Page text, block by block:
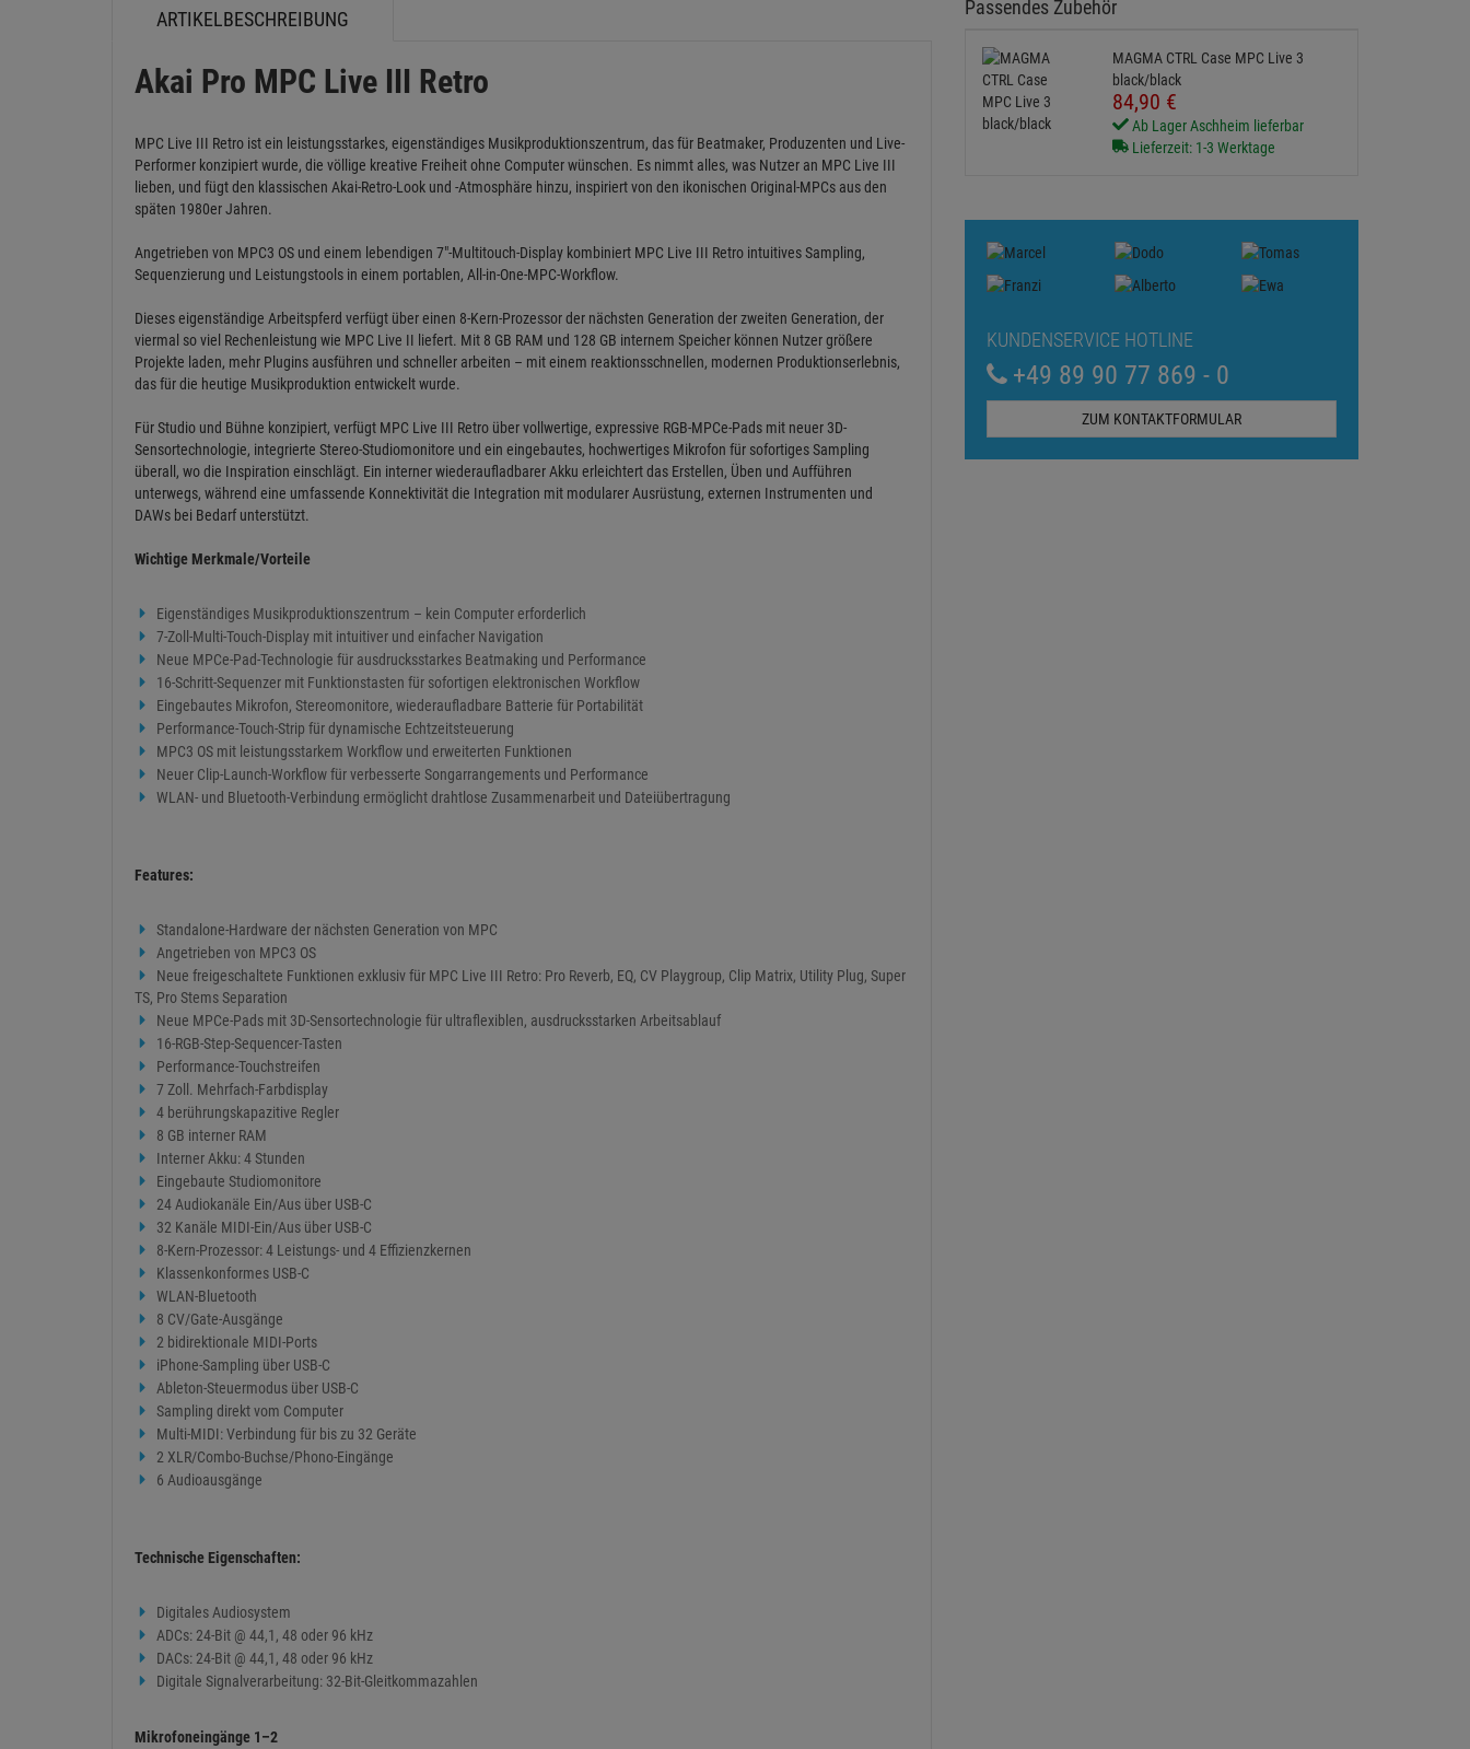
ARTIKELBESCHREIBUNG
Akai Pro MPC Live III Retro
MPC Live III Retro ist ein leistungsstarkes, eigenständiges Musikproduktionszentrum, das für Beatmaker, Produzenten und Live-
Performer konzipiert wurde, die völlige kreative Freiheit ohne Computer wünschen. Es nimmt alles, was Nutzer an MPC Live III
lieben, und fügt den klassischen Akai-Retro-Look und -Atmosphäre hinzu, inspiriert von den ikonischen Original-MPCs aus den
späten 1980er Jahren.
Angetrieben von MPC3 OS und einem lebendigen 7"-Multitouch-Display kombiniert MPC Live III Retro intuitives Sampling,
Sequenzierung und Leistungstools in einem portablen, All-in-One-MPC-Workflow.
Dieses eigenständige Arbeitspferd verfügt über einen 8-Kern-Prozessor der nächsten Generation der zweiten Generation, der
viermal so viel Rechenleistung wie MPC Live II liefert. Mit 8 GB RAM und 128 GB internem Speicher können Nutzer größere
Projekte laden, mehr Plugins ausführen und schneller arbeiten – mit einem reaktionsschnellen, modernen Produktionserlebnis,
das für die heutige Musikproduktion entwickelt wurde.
Für Studio und Bühne konzipiert, verfügt MPC Live III Retro über vollwertige, expressive RGB-MPCe-Pads mit neuer 3D-
Sensortechnologie, integrierte Stereo-Studiomonitore und ein eingebautes, hochwertiges Mikrofon für sofortiges Sampling
überall, wo die Inspiration einschlägt. Ein interner wiederaufladbarer Akku erleichtert das Erstellen, Üben und Aufführen
unterwegs, während eine umfassende Konnektivität die Integration mit modularer Ausrüstung, externen Instrumenten und
DAWs bei Bedarf unterstützt.
Wichtige Merkmale/Vorteile
Eigenständiges Musikproduktionszentrum – kein Computer erforderlich
7-Zoll-Multi-Touch-Display mit intuitiver und einfacher Navigation
Neue MPCe-Pad-Technologie für ausdrucksstarkes Beatmaking und Performance
16-Schritt-Sequenzer mit Funktionstasten für sofortigen elektronischen Workflow
Eingebautes Mikrofon, Stereomonitore, wiederaufladbare Batterie für Portabilität
Performance-Touch-Strip für dynamische Echtzeitsteuerung
MPC3 OS mit leistungsstarkem Workflow und erweiterten Funktionen
Neuer Clip-Launch-Workflow für verbesserte Songarrangements und Performance
WLAN- und Bluetooth-Verbindung ermöglicht drahtlose Zusammenarbeit und Dateiübertragung
Features:
Standalone-Hardware der nächsten Generation von MPC
Angetrieben von MPC3 OS
Neue freigeschaltete Funktionen exklusiv für MPC Live III Retro: Pro Reverb, EQ, CV Playgroup, Clip Matrix, Utility Plug, Super
TS, Pro Stems Separation
Neue MPCe-Pads mit 3D-Sensortechnologie für ultraflexiblen, ausdrucksstarken Arbeitsablauf
16-RGB-Step-Sequencer-Tasten
Performance-Touchstreifen
7 Zoll. Mehrfach-Farbdisplay
4 berührungskapazitive Regler
8 GB interner RAM
Interner Akku: 4 Stunden
Eingebaute Studiomonitore
24 Audiokanäle Ein/Aus über USB-C
32 Kanäle MIDI-Ein/Aus über USB-C
8-Kern-Prozessor: 4 Leistungs- und 4 Effizienzkernen
Klassenkonformes USB-C
WLAN-Bluetooth
8 CV/Gate-Ausgänge
2 bidirektionale MIDI-Ports
iPhone-Sampling über USB-C
Ableton-Steuermodus über USB-C
Sampling direkt vom Computer
Multi-MIDI: Verbindung für bis zu 32 Geräte
2 XLR/Combo-Buchse/Phono-Eingänge
6 Audioausgänge
Technische Eigenschaften:
Digitales Audiosystem
ADCs: 24-Bit @ 44,1, 48 oder 96 kHz
DACs: 24-Bit @ 44,1, 48 oder 96 kHz
Digitale Signalverarbeitung: 32-Bit-Gleitkommazahlen
Mikrofoneingänge 1–2
Passendes Zubehör
MAGMA CTRL Case MPC Live 3
black/black
84,90 €
Ab Lager Aschheim lieferbar
Lieferzeit: 1-3 Werktage
KUNDENSERVICE HOTLINE
+49 89 90 77 869 - 0
ZUM KONTAKTFORMULAR